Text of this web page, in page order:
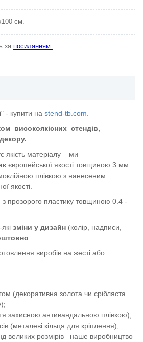
см.
за посиланням.
- купити на stend-tb.com.
високоякісних стендів,
якість матеріалу – ми
європейської якості товщиною 3 мм
плівкою з нанесеним
якості.
з прозорого пластику товщиною 0.4 -
зміни у дизайн (колір, надписи,
виробів на жесті або
(декоративна золота чи срібляста
захисною антивандальною плівкою);
(металеві кільця для кріплення);
великих розмірів –наше виробництво